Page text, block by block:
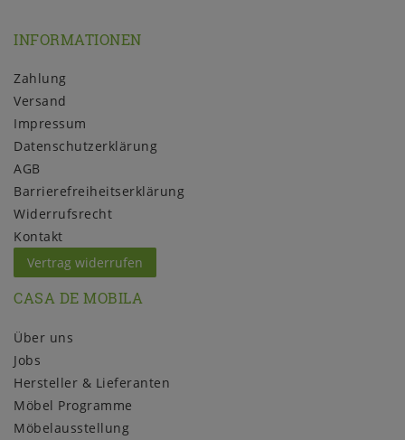
INFORMATIONEN
Zahlung
Versand
Impressum
Daten­schutz­erklärung
AGB
Barrierefreiheitserklärung
Widerrufs­recht
Kontakt
Vertrag widerrufen
CASA DE MOBILA
Über uns
Jobs
Hersteller & Lieferanten
Möbel Programme
Möbelausstellung